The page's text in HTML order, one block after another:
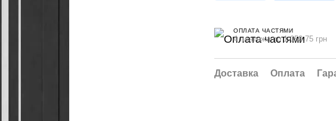
ОПЛАТА ЧАСТЯМИ
4 платежа по 1 053.75 грн
Доставка Оплата